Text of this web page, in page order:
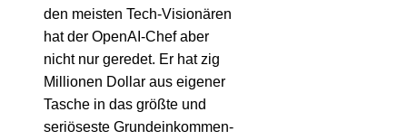
den meisten Tech-Visionären
hat der OpenAI-Chef aber
nicht nur geredet. Er hat zig
Millionen Dollar aus eigener
Tasche in das größte und
seriöseste Grundeinkommen-